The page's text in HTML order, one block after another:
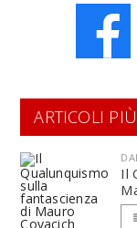
ARTICOLI
Il